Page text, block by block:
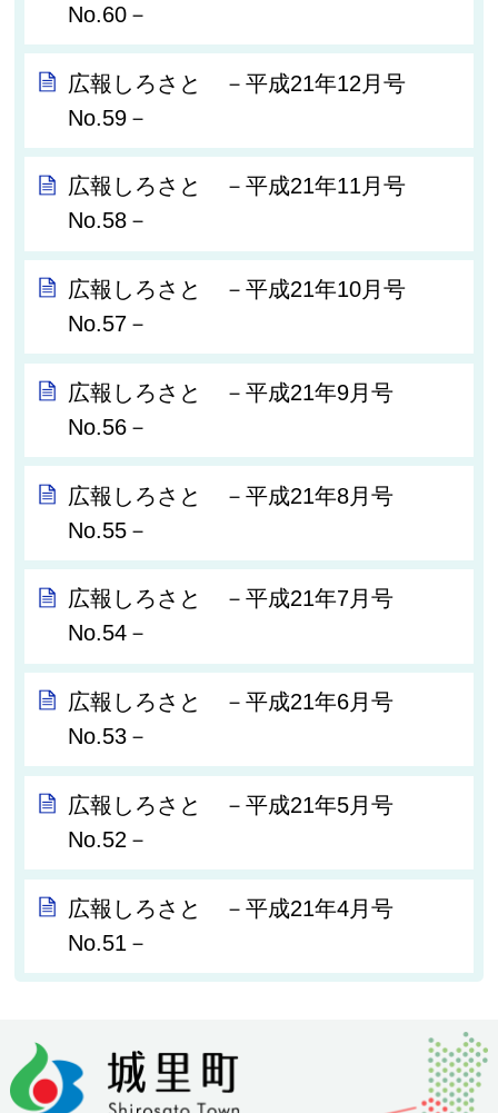
No.60－
広報しろさと －平成21年12月号
No.59－
広報しろさと －平成21年11月号
No.58－
広報しろさと －平成21年10月号
No.57－
広報しろさと －平成21年9月号
No.56－
広報しろさと －平成21年8月号
No.55－
広報しろさと －平成21年7月号
No.54－
広報しろさと －平成21年6月号
No.53－
広報しろさと －平成21年5月号
No.52－
広報しろさと －平成21年4月号
No.51－